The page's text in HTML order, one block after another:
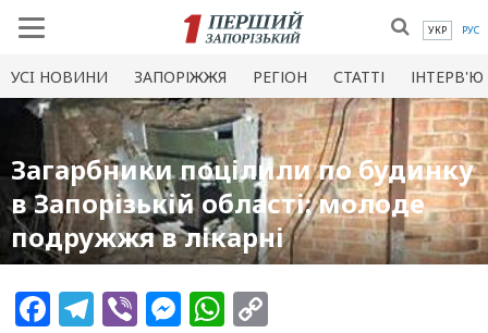
УКР РУС
УСI НОВИНИ ЗАПОРІЖЖЯ РЕГІОН СТАТТІ ІНТЕРВ'Ю
Загарбники поцілили по будинку
в Запорізькій області: молоде
подружжя в лікарні
Facebook
Telegram
ViberMessenger
WhatsApp